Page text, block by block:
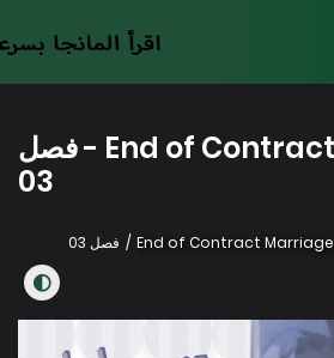
End of Contract Marriage - فصل
03
End of Contract Marriage فصل 03